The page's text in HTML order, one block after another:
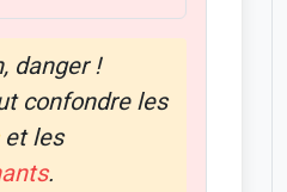
danger !
confondre les
les
.